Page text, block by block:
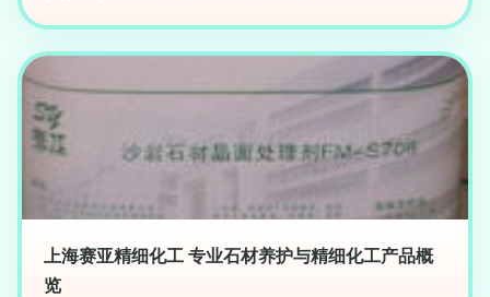
上海赛亚精细化工 专业石材养护与精细化工产品概
览